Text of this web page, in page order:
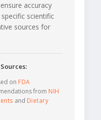
accuracy
scientific
sources for
on FDA
from NIH
and Dietary